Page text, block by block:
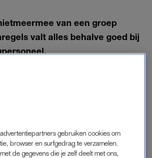
van een groep
valt alles behalve goed bij
Thomas Berge, Tim Douwsma en
via hun social media-accounts
coronavirus. Zij stellen dat de
geeft en ‘kritische artsen de
ze zich af hoe dodelijk het virus is.
advertentiepartners gebruiken cookies om
browser en surfgedrag te verzamelen.
de gegevens die je zelf deelt met ons,